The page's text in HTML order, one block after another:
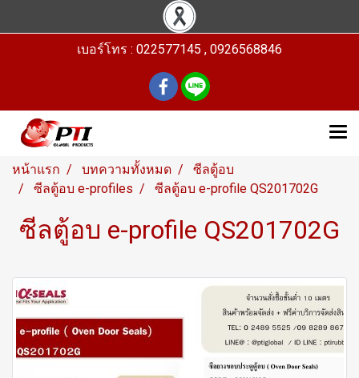
เบอร์โทร : 022577145 , 0926568846
หน้าแรก บทความทั้งหมด
ซีลตู้อบ
ซีลตู้อบ e-profiles
ซีลตู้อบ e-profile QS201702G
ซีลตู้อบ e-profile QS201702G